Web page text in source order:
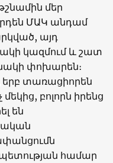
մեր
ՄԱԿ անդամ
այդ
կազմում և շատ
փոխարեն։
տառացիորեն
բոլորն իրենց
են
համար